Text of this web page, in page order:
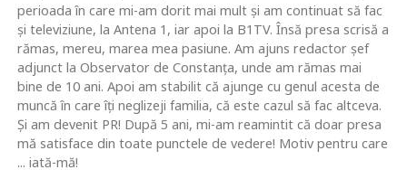
perioada în care mi-am dorit mai mult şi am continuat să fac
şi televiziune, la Antena 1, iar apoi la B1TV. Însă presa scrisă a
rămas, mereu, marea mea pasiune. Am ajuns redactor şef
adjunct la Observator de Constanţa, unde am rămas mai
bine de 10 ani. Apoi am stabilit că ajunge cu genul acesta de
muncă în care îţi neglizeji familia, că este cazul să fac altceva.
Şi am devenit PR! După 5 ani, mi-am reamintit că doar presa
mă satisface din toate punctele de vedere! Motiv pentru care
... iată-mă!